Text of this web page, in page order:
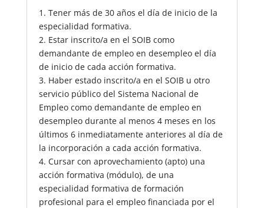
1. Tener más de 30 años el día de inicio de la
especialidad formativa.
2. Estar inscrito/a en el SOIB como
demandante de empleo en desempleo el día
de inicio de cada acción formativa.
3. Haber estado inscrito/a en el SOIB u otro
servicio público del Sistema Nacional de
Empleo como demandante de empleo en
desempleo durante al menos 4 meses en los
últimos 6 inmediatamente anteriores al día de
la incorporación a cada acción formativa.
4. Cursar con aprovechamiento (apto) una
acción formativa (módulo), de una
especialidad formativa de formación
profesional para el empleo financiada por el